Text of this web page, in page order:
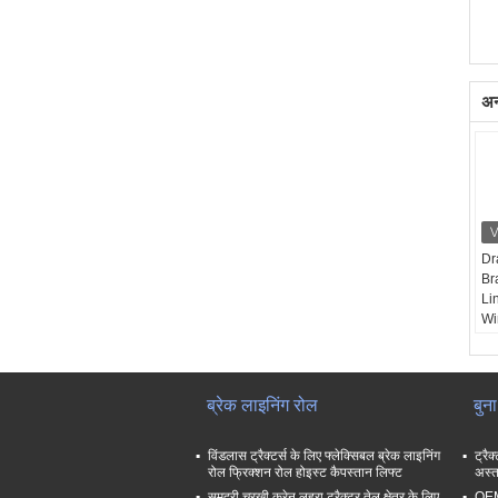
तेल
ब्रेक लाइनिंग रोल
विंडलास ट्रैक्टर्स के लिए फ्लेक्सिबल ब्रेक लाइनिंग
रोल फ्रिक्शन रोल होइस्ट कैपस्तान लिफ्ट